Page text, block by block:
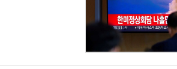
今個月將舉行戰